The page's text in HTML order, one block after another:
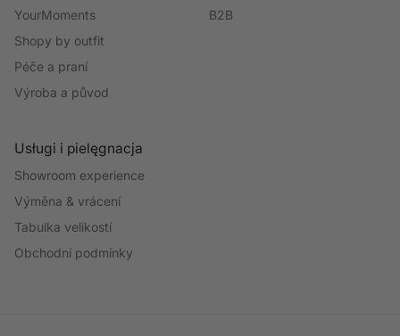
YourMoments
Shopy by outfit
Péče a praní
Výroba a původ
B2B
Usługi i pielęgnacja
Showroom experience
Výměna & vrácení
Tabulka velikostí
Obchodní podmínky